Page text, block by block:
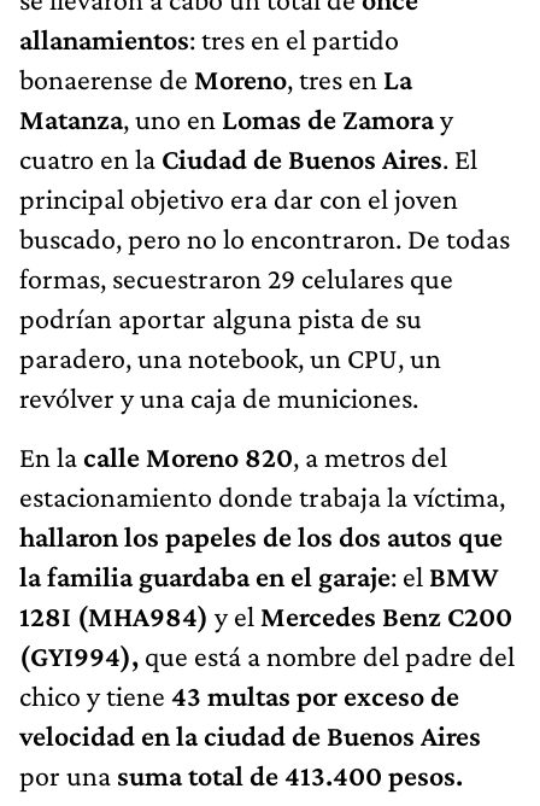
allanamientos: tres en el partido
bonaerense de Moreno, tres en La
Matanza, uno en Lomas de Zamoray
cuatro en la Ciudad de Buenos Aires. El
principal objetivo era dar con el joven
buscado, pero no lo encontraron. De todas
formas, secuestraron 29 celulares que
podrían aportar alguna pista de su
paradero, una notebook, un CPU, un
revólver y una caja de municiones.
En lacalle Moreno 820, a metros del
estacionamiento donde trabaja la víctima,
hallaron los papeles de los dos autos que
la familia guardaba en el garaje: el BMW
128I (MHA984) y el Mercedes Benz C200
(GYI994), que está a nombre del padre del
chico y tiene 43 multas por exceso de
velocidad en la ciudad de Buenos Aires
por una suma total de 413.400 pesos.